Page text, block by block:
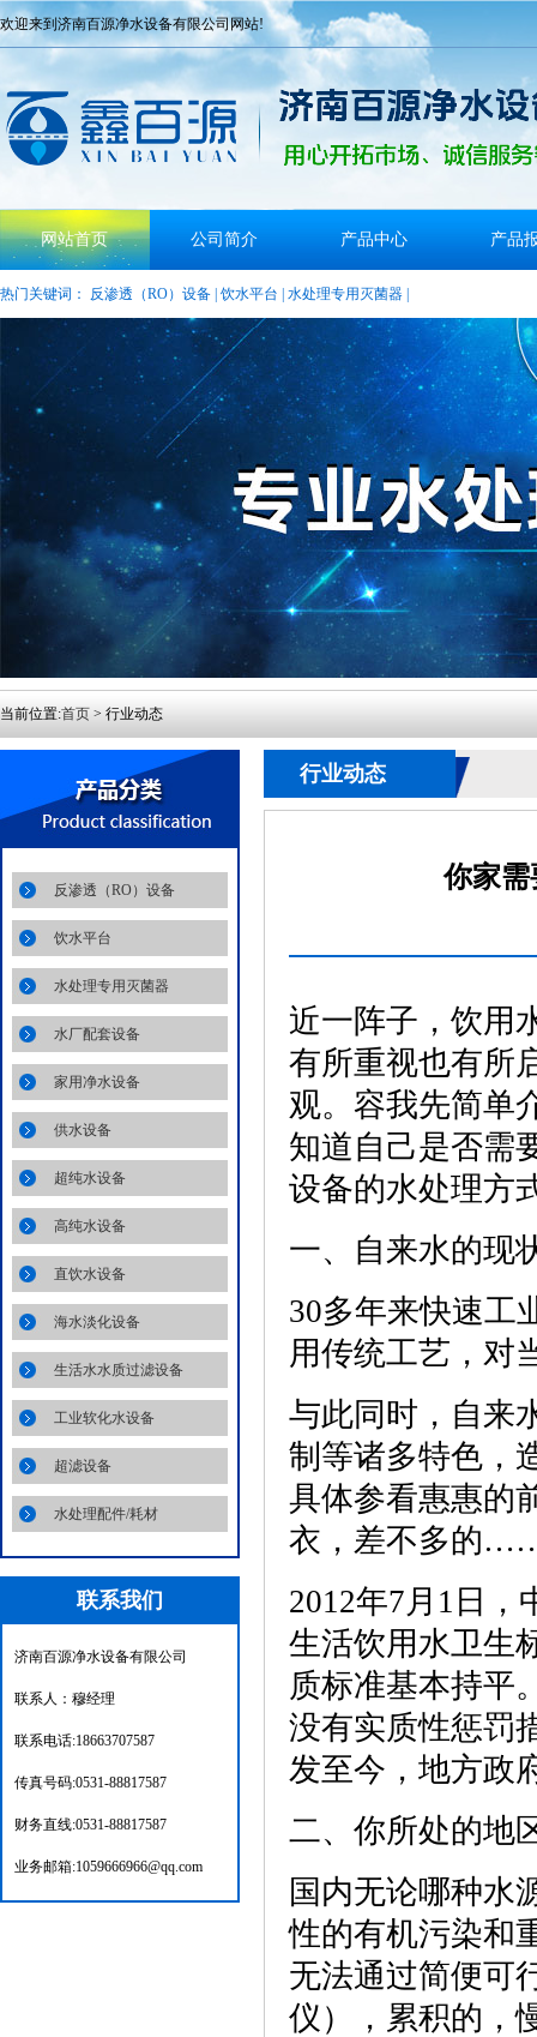
欢迎来到济南百源净水设备有限公司网站!
网站首页 公司简介 产品中心 产品
热门关键词： 反渗透（RO）设备 饮水平台 水处理专用灭菌器
当前位置:首页 > 行业动态
反渗透（RO）设备
饮水平台
水处理专用灭菌器
水厂配套设备
家用净水设备
供水设备
超纯水设备
高纯水设备
直饮水设备
海水淡化设备
生活水水质过滤设备
工业软化水设备
超滤设备
水处理配件/耗材
联系我们
济南百源净水设备有限公司
联系人：穆经理
联系电话:18663707587
传真号码:0531-88817587
财务直线:0531-88817587
业务邮箱:1059666966@qq.com
行业动态
你家需
近一阵子，饮用
有所重视也有所
观。容我先简单
知道自己是否需
设备的水处理方
一、自来水的现
30多年来快速工
用传统工艺，对
与此同时，自来
制等诸多特色，
具体参看惠惠的
衣，差不多的
2012年7月1日，
生活饮用水卫生
质标准基本持平
没有实质性惩罚
发至今，地方政
二、你所处的地
国内无论哪种水
性的有机污染和
无法通过简便可
仪），累积的，